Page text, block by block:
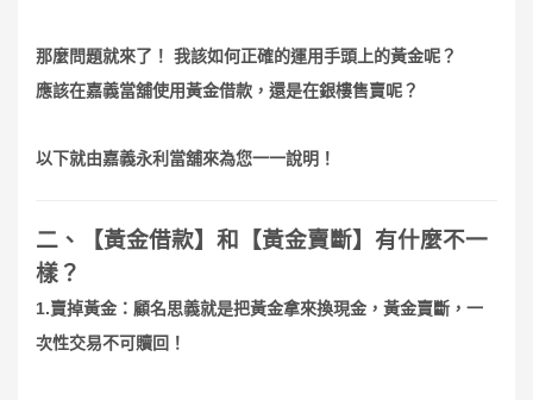
那麼問題就來了！ 我該如何正確的運用手頭上的黃金呢？
應該在嘉義當舖使用黃金借款，還是在銀樓售賣呢？
以下就由嘉義永利當舖來為您一一說明！
二、【黃金借款】和【黃金賣斷】有什麼不一
樣？
1.賣掉黃金：顧名思義就是把黃金拿來換現金，黃金賣斷，一
次性交易不可贖回！